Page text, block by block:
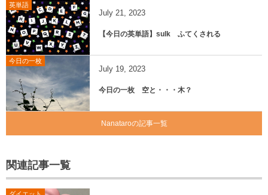
英単語
July 21 2023
【今日の英単語】sulk ふてくされる
今日の一枚
July 19 2023
今日の一枚 空と・・・木？
Nanataroの記事一覧
関連記事一覧
ダイエット